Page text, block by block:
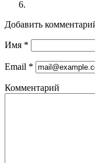
Добавить
Имя *
Email *
Комментарий